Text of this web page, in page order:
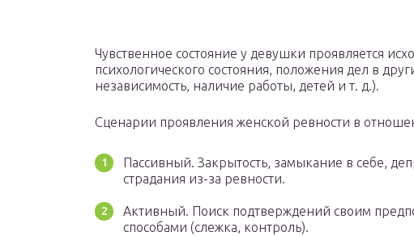
Чувственное состояние у девушки проявляется
психологического состояния, положения дел в
независимость, наличие работы, детей и т. д.).
Сценарии проявления женской ревности в
Пассивный. Закрытость, замыкание в себе,
страдания из-за ревности.
Активный. Поиск подтверждений своим
способами (слежка, контроль).